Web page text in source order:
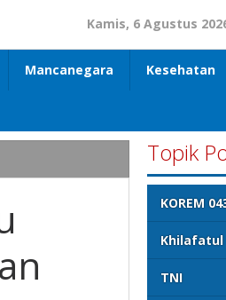
Kamis, 6 Agustus
Mancanegara Kesehatan
Topik
KOREM
Khilafatul
TNI